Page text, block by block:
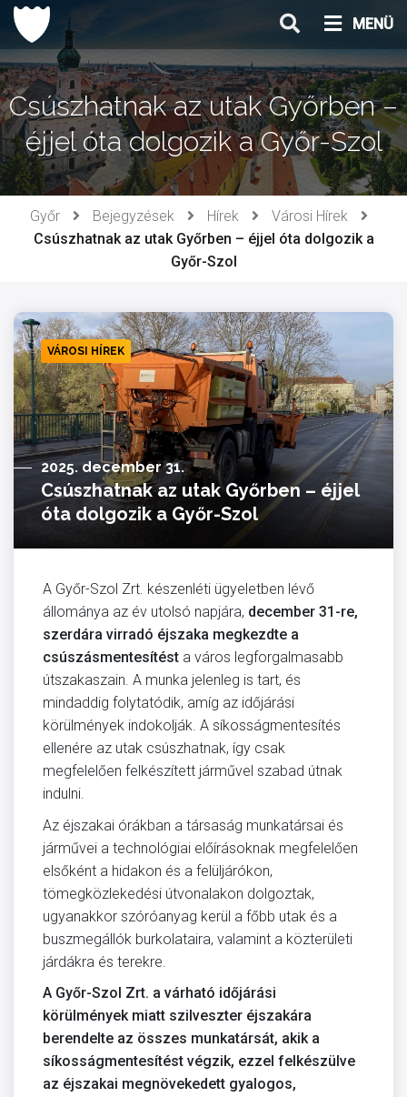
Ugrás
tartalomhoz
MENÜ
Csúszhatnak az utak Győrben –
éjjel óta dolgozik a Győr-Szol
Győr Bejegyzések Hírek
Városi Hírek
Csúszhatnak az utak Győrben – éjjel óta dolgozik a
Győr-Szol
VÁROSI HÍREK
2025. december 31.
Csúszhatnak az utak Győrben – éjjel
óta dolgozik a Győr-Szol
A Győr-Szol Zrt. készenléti ügyeletben lévő
állománya az év utolsó napjára, december 31-re,
szerdára virradó éjszaka megkezdte a
csúszásmentesítést a város legforgalmasabb
útszakaszain. A munka jelenleg is tart, és
mindaddig folytatódik, amíg az időjárási
körülmények indokolják. A síkosságmentesítés
ellenére az utak csúszhatnak, így csak
megfelelően felkészített járművel szabad útnak
indulni.
Az éjszakai órákban a társaság munkatársai és
járművei a technológiai előírásoknak megfelelően
elsőként a hidakon és a felüljárókon,
tömegközlekedési útvonalakon dolgoztak,
ugyanakkor szóróanyag kerül a főbb utak és a
buszmegállók burkolataira, valamint a közterületi
járdákra és terekre.
A Győr-Szol Zrt. a várható időjárási
körülmények miatt szilveszter éjszakára
berendelte az összes munkatársát, akik a
síkosságmentesítést végzik, ezzel felkészülve
az éjszakai megnövekedett gyalogos,